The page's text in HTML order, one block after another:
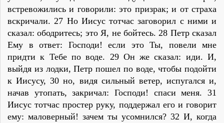
встревожились и говорили: это призрак; и от страха
вскричали. 27 Но Иисус тотчас заговорил с ними и
сказал: ободритесь; это Я, не бойтесь. 28 Петр сказал
Ему в ответ: Господи! если это Ты, повели мне
придти к Тебе по воде. 29 Он же сказал: иди. И,
выйдя из лодки, Петр пошел по воде, чтобы подойти
к Иисусу, 30 но, видя сильный ветер, испугался и,
начав утопать, закричал: Господи! спаси меня. 31
Иисус тотчас простер руку, поддержал его и говорит
ему: маловерный! зачем ты усомнился? 32 И, когда